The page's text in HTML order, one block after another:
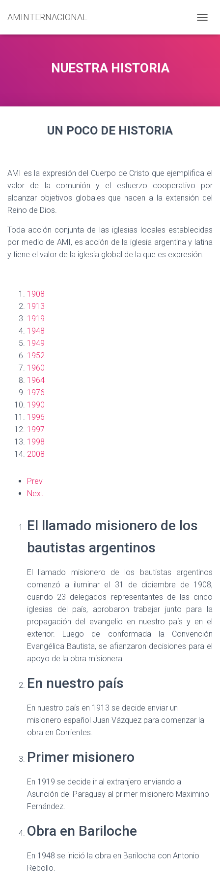
AMINTERNACIONAL
A
E
G
C
N
NUESTRA HISTORIA
UN POCO DE HISTORIA
AMI es la expresión del Cuerpo de Cristo que ejemplifica el
valor de la comunión y el esfuerzo cooperativo por
alcanzar objetivos globales que hacen a la extensión del
Reino de Dios.
Toda acción conjunta de las iglesias locales establecidas
por medio de AMI, es acción de la iglesia argentina y latina
y tiene el valor de la iglesia global de la que es expresión.
1908
1913
1919
1948
1949
1952
1960
1964
1976
1990
1996
1997
1998
2008
Prev
Next
El llamado misionero de los
bautistas argentinos
El llamado misionero de los bautistas argentinos
comenzó a iluminar el 31 de diciembre de 1908,
cuando 23 delegados representantes de las cinco
iglesias del país, aprobaron trabajar junto para la
propagación del evangelio en nuestro país y en el
exterior. Luego de conformada la Convención
Evangélica Bautista, se afianzaron decisiones para el
apoyo de la obra misionera.
En nuestro país
En nuestro país en 1913 se decide enviar un
misionero español Juan Vázquez para comenzar la
obra en Corrientes.
Primer misionero
En 1919 se decide ir al extranjero enviando a
Asunción del Paraguay al primer misionero Maximino
Fernández.
Obra en Bariloche
En 1948 se inició la obra en Bariloche con Antonio
Rebollo.